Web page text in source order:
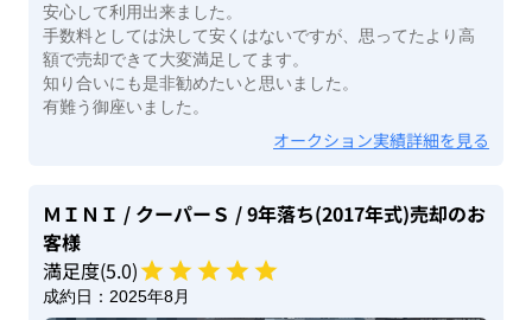
安心して利用出来ました。
手数料としては決して安くはないですが、思ってたより高
額で売却できて大変満足してます。
知り合いにも是非勧めたいと思いました。
有難う御座いました。
オークション実績詳細を見る
ＭＩＮＩ / クーパーＳ / 9年落ち(2017年式)売却のお
客様
満足度(5.0)
成約日： 2025年8月